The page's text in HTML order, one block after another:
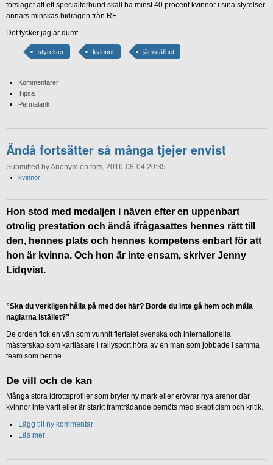
förslaget att ett specialförbund skall ha minst 40 procent kvinnor i sina styrelser
annars minskas bidragen från RF.
Det tycker jag är dumt.
styrelser kvinnor jämställhet
Kommentarer
Tipsa
Permalänk
Ändå fortsätter så många tjejer envist
Submitted by Anonym on tors, 2016-08-04 20:35
kvinnor
Hon stod med medaljen i näven efter en uppenbart
otrolig prestation och ändå ifrågasattes hennes rätt till
den, hennes plats och hennes kompetens enbart för att
hon är kvinna. Och hon är inte ensam, skriver Jenny
Lidqvist.
”Ska du verkligen hålla på med det här? Borde du inte gå hem och måla
naglarna istället?”
De orden fick en vän som vunnit flertalet svenska och internationella
mästerskap som kartläsare i rallysport höra av en man som jobbade i samma
team som henne.
De vill och de kan
Många stora idrottsprofiler som bryter ny mark eller erövrar nya arenor där
kvinnor inte varit eller är starkt framträdande bemöts med skepticism och kritik.
Lägg till ny kommentar
Läs mer